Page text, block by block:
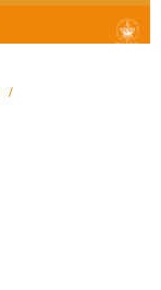
/